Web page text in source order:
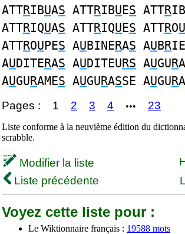
ATTRIBUAS ATTRIBUES ATTRIB
ATTRIQUAS ATTRIQUES ATTROU
ATTROUPES AUBINERAS AUBR
AUDITERAS AUDITEURS AUGUR
AUGURAMES AUGURASSE AUGUR
Pages : 1 2 3 4 ••• 23
Liste conforme à la neuvième édition du
scrabble.
Modifier la liste
Liste précédente
Voyez cette liste pour :
Le Wiktionnaire français : 19588 mots